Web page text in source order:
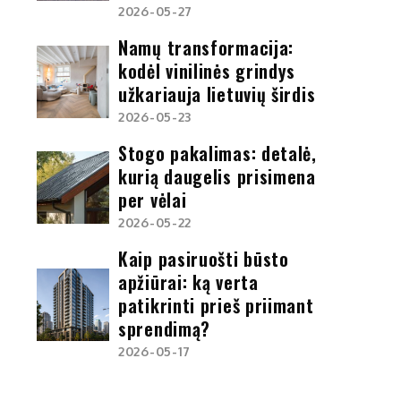
2026-05-27
Namų transformacija:
kodėl vinilinės grindys
užkariauja lietuvių širdis
2026-05-23
Stogo pakalimas: detalė,
kurią daugelis prisimena
per vėlai
2026-05-22
Kaip pasiruošti būsto
apžiūrai: ką verta
patikrinti prieš priimant
sprendimą?
2026-05-17